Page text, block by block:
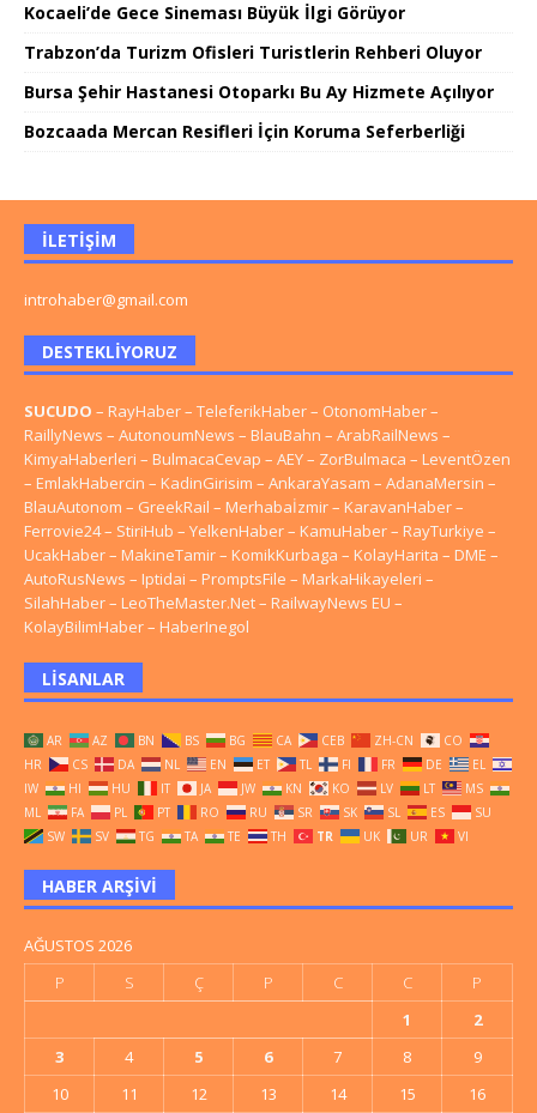
Kocaeli’de Gece Sineması Büyük İlgi Görüyor
Trabzon’da Turizm Ofisleri Turistlerin Rehberi Oluyor
Bursa Şehir Hastanesi Otoparkı Bu Ay Hizmete Açılıyor
Bozcaada Mercan Resifleri İçin Koruma Seferberliği
İLETIŞIM
introhaber@gmail.com
DESTEKLIYORUZ
SUCUDO – RayHaber– TeleferikHaber– OtonomHaber–
RaillyNews – AutonoumNews – BlauBahn – ArabRailNews –
KimyaHaberleri – BulmacaCevap – AEY– ZorBulmaca – LeventÖzen
– EmlakHabercin – KadinGirisim – AnkaraYasam – AdanaMersin –
BlauAutonom – GreekRail – Merhabaİzmir– KaravanHaber–
Ferrovie24– StiriHub – YelkenHaber– KamuHaber– RayTurkiye –
UcakHaber– MakineTamir– KomikKurbaga – KolayHarita – DME –
AutoRusNews – Iptidai – PromptsFile – MarkaHikayeleri –
SilahHaber– LeoTheMaster.Net– RailwayNews EU –
KolayBilimHaber– HaberInegol
LISANLAR
AR AZ BN BS BG CA CEB ZH-CN
CO
HR
CS DA NL EN ET TL FI FR DE
EL
IW
HI HU IT JA JW KN KO LV LT
MS
ML
FA PL PT RO RU SR SK SL ES
SU
SW
SV TG TA TE TH TR UK UR VI
HABER ARŞIVI
AĞUSTOS 2026
P
S Ç P C C
P
1
2
3
4 5 6 7 8
9
10
11 12 13 14 15 16